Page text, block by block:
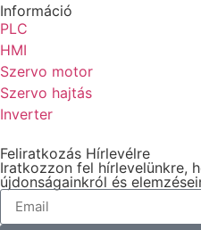
Információ
PLC
HMI
Szervo motor
Szervo hajtás
Inverter
Feliratkozás Hírlevélre
Iratkozzon fel hírlevelünkre,
újdonságainkról és